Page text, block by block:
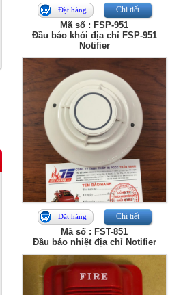
Đặt hàng Chi tiết
Mã số : FSP-951
Đầu báo khói địa chỉ FSP-951
Notifier
Đặt hàng Chi tiết
Mã số : FST-851
Đầu báo nhiệt địa chỉ Notifier